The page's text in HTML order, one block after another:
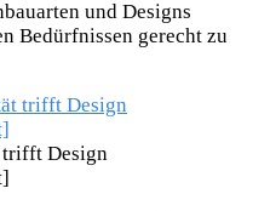
und Designs
Bedürfnissen gerecht zu
Design